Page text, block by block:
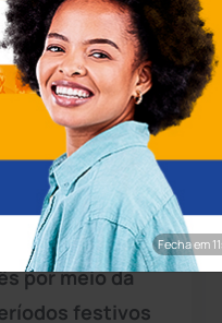
se
política
por meio da
festivos
Fecha em